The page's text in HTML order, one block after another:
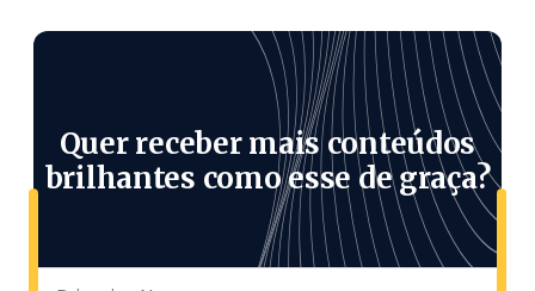
Quer receber mais conteúdos
brilhantes como esse de graça?